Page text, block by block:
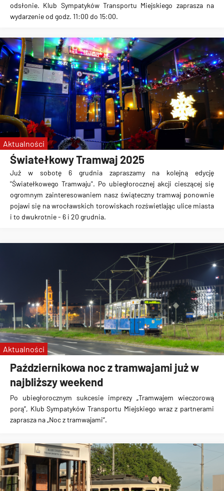
odsłonie. Klub Sympatyków Transportu Miejskiego zaprasza na
wydarzenie od godz. 11:00 do 15:00.
Światełkowy Tramwaj 2025
Już w sobotę 6 grudnia zapraszamy na kolejną edycję
"Światełkowego Tramwaju". Po ubiegłorocznej akcji cieszącej się
ogromnym zainteresowaniem nasz świąteczny tramwaj ponownie
pojawi się na wrocławskich torowiskach rozświetlając ulice miasta
i to dwukrotnie - 6 i 20 grudnia.
Aktualności
Październikowa noc z tramwajami już w
najbliższy weekend
Po ubiegłorocznym sukcesie imprezy „Tramwajem wieczorową
porą”, Klub Sympatyków Transportu Miejskiego wraz z partnerami
zaprasza na „Noc z tramwajami”.
Aktualności